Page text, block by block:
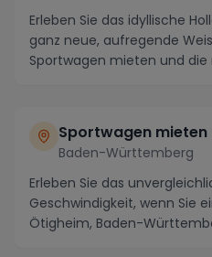
Erleben Sie das idyllische
ganz neue, aufregende
Sportwagen mieten und die
Sportwagen mieten
Baden-Württemberg
Erleben Sie das
Geschwindigkeit, wenn Sie
Ötigheim, Baden-